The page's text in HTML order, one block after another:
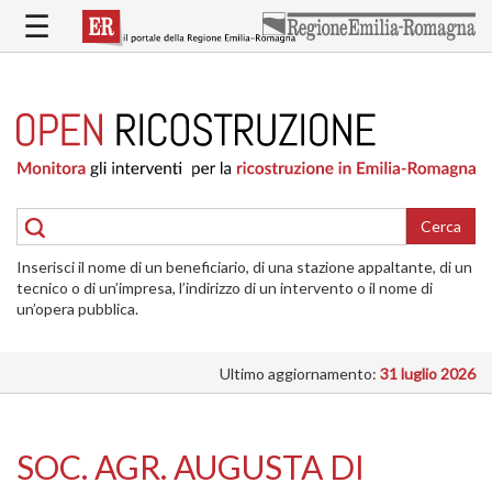
contenuto
RICOSTRUZIONE
PUBBLICA
DELLE
ABITAZIONI
RICOSTRUZIONE
ATTIVITÀ
INTERVENTI
SI
☰
Cerca
Inserisci il nome di un beneficiario, di una stazione appaltante, di un
tecnico o di un’impresa, l’indirizzo di un intervento o il nome di
un’opera pubblica.
Ultimo aggiornamento: 31 luglio 2026
SOC. AGR. AUGUSTA DI